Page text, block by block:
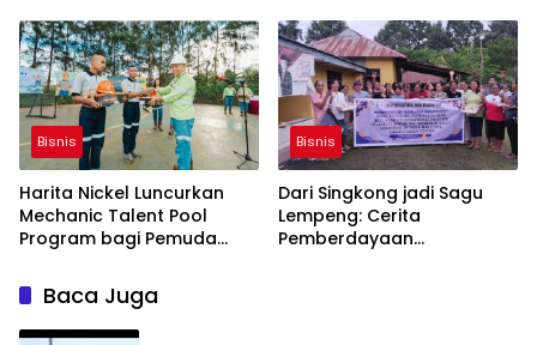
Bisnis
Harita Nickel Luncurkan
Mechanic Talent Pool
Program bagi Pemuda
Bisnis
Dari Singkong jadi Sagu
Lempeng: Cerita
Pemberdayaan
Baca Juga